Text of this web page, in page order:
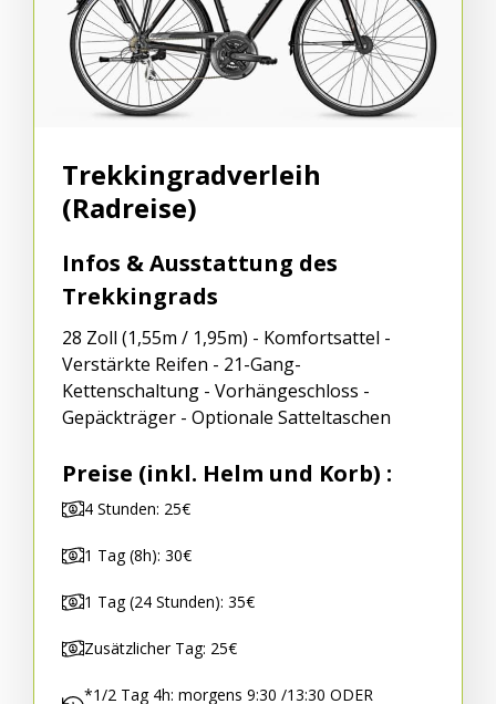
Trekkingradverleih
(Radreise)
Infos & Ausstattung des
Trekkingrads
28 Zoll (1,55m / 1,95m) - Komfortsattel -
Verstärkte Reifen - 21-Gang-
Kettenschaltung - Vorhängeschloss -
Gepäckträger - Optionale Satteltaschen
Preise (inkl. Helm und Korb) :
4 Stunden: 25€
1 Tag (8h): 30€
1 Tag (24 Stunden): 35€
Zusätzlicher Tag: 25€
*1/2 Tag 4h: morgens 9:30 /13:30 ODER